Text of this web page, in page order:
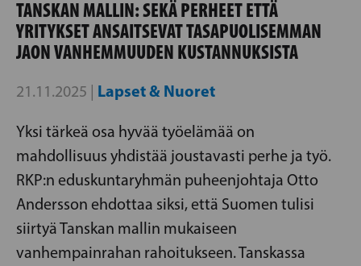
TANSKAN MALLIN: SEKÄ PERHEET ETTÄ
YRITYKSET ANSAITSEVAT TASAPUOLISEMMAN
JAON VANHEMMUUDEN KUSTANNUKSISTA
21.11.2025 | Lapset & Nuoret
Yksi tärkeä osa hyvää työelämää on
mahdollisuus yhdistää joustavasti perhe ja työ.
RKP:n eduskuntaryhmän puheenjohtaja Otto
Andersson ehdottaa siksi, että Suomen tulisi
siirtyä Tanskan mallin mukaiseen
vanhempainrahan rahoitukseen. Tanskassa